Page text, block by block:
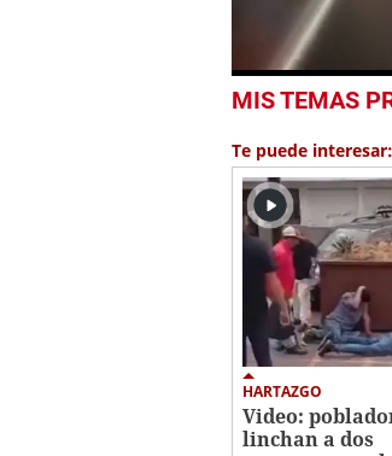
second
52
secondsVolume
0%
MIS TEMAS
Te puede interesar:
HARTAZGO
Video:
linchan a dos